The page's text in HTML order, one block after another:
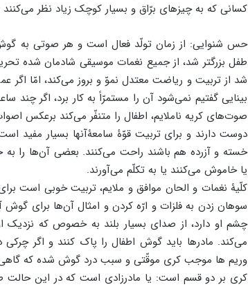
کسانی که به چیزهای برّاق و بسیار کوچک زیاد نظر
حس شنوایی: از زمان تولّد فعال است و هر صوتی به
طفل بزرگتر شد، از جمیع نغمات موسیقی شادمان شده
شد از تربیت و ریاضت معتدل نموّ و بروز می‌کند، امّا
بینایی گفتیم نمی‌شود آن را مستمرّاً به کار برد، اگر
صوت‌های کریه ناملایم، اطفال را متنفّر می‌کند برعکس
دوست دارند و برای تربیت قوّۀ سامعۀآنها بسیار مفید
خسته و آزرده هم باشند راحت می‌کنند. بعضی آن‌ها را
یا خاموش می‌کنند یا به تکلّم می‌آورند.
کلّیۀ نغمات و الحان موافق و ملایم، تربیت خوبی است
سوهان زدن به فلزات و ارّه کردن و امثال آن‌ها برای گوش
چشم او دارد، از صدای بسیار بلند به خصوص که نزدیک
می‌کند. مادرها باید گوش اطفال را پاک کنند و اگر
وریم ها موجب کری موقّتی و سبب درد گوش شده که
کری بر دو قسم است: یا مادرزادی است که در این حالت